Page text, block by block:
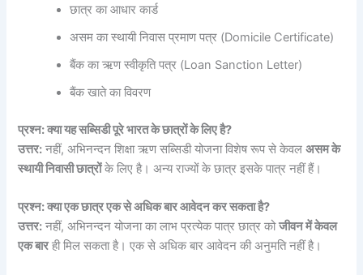
छात्र का आधार कार्ड
असम का स्थायी निवास प्रमाण पत्र (Domicile Certificate)
बैंक का ऋण स्वीकृति पत्र (Loan Sanction Letter)
बैंक खाते का विवरण
प्रश्न: क्या यह सब्सिडी पूरे भारत के छात्रों के लिए है?
उत्तर: नहीं, अभिनन्दन शिक्षा ऋण सब्सिडी योजना विशेष रूप से केवलअसम के
स्थायी निवासी छात्रोंके लिए है। अन्य राज्यों के छात्र इसके पात्र नहीं हैं।
प्रश्न: क्या एक छात्र एक से अधिक बार आवेदन कर सकता है?
उत्तर: नहीं, अभिनन्दन योजना का लाभ प्रत्येक पात्र छात्र कोजीवन में केवल
एक बारही मिल सकता है। एक से अधिक बार आवेदन की अनुमति नहीं है।